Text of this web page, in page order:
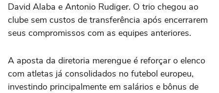
David Alaba e Antonio Rudiger. O trio chegou ao
clube sem custos de transferência após encerrarem
seus compromissos com as equipes anteriores.
A aposta da diretoria merengue é reforçar o elenco
com atletas já consolidados no futebol europeu,
investindo principalmente em salários e bônus de